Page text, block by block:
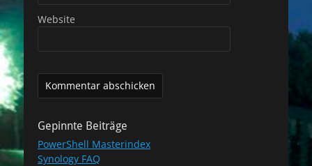
Website
Gepinnte Beiträge
PowerShell Masterindex
Synology FAQ